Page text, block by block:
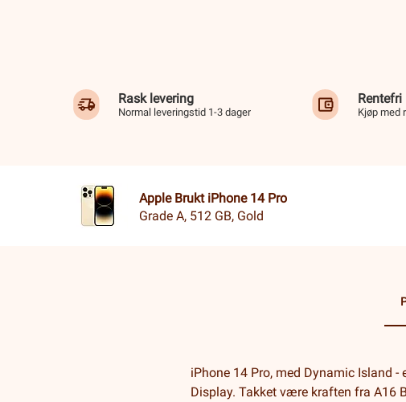
Rask levering
Normal leveringstid 1-3 dager Kjøp med
Apple Brukt iPhone 14 Pro
Grade A, 512 GB, Gold
iPhone 14 Pro, med Dynamic Island
Display. Takket være kraften fra A16